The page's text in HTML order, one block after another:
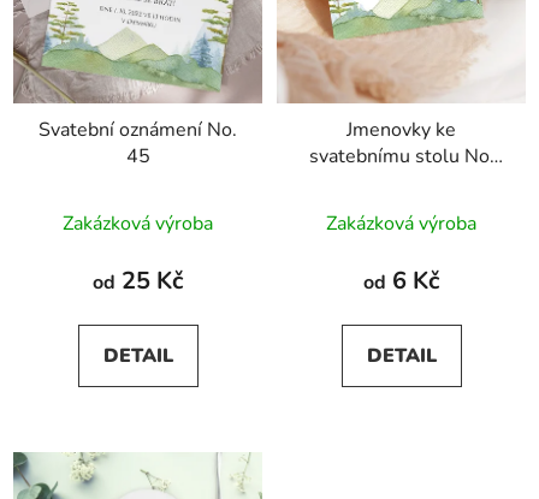
Svatební oznámení No.
45
hodnocení
produktu
5,0
z
Zakázková výroba
od 25 Kč
DETAIL
Jmenovky ke
svatebnímu stolu No.
Zakázková výroba
od 6 Kč
DETAIL